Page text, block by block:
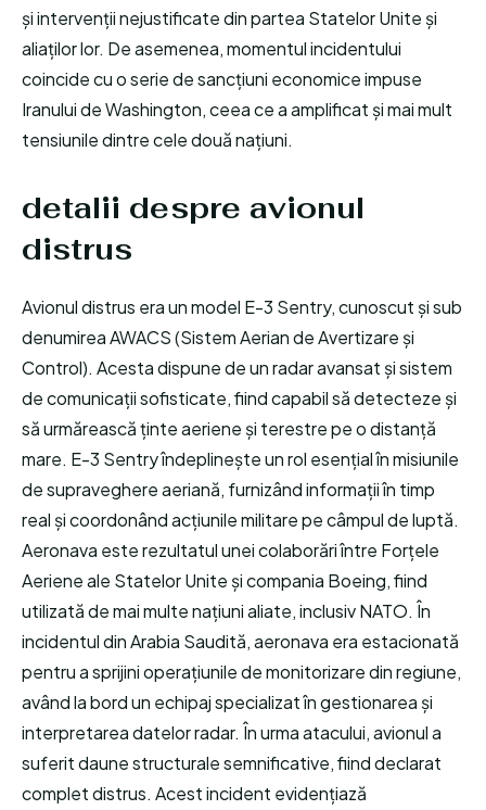
și intervenții nejustificate din partea Statelor Unite și
aliaților lor. De asemenea, momentul incidentului
coincide cu o serie de sancțiuni economice impuse
Iranului de Washington, ceea ce a amplificat și mai mult
tensiunile dintre cele două națiuni.
detalii despre avionul
distrus
Avionul distrus era un model E-3 Sentry, cunoscut și sub
denumirea AWACS (Sistem Aerian de Avertizare și
Control). Acesta dispune de un radar avansat și sistem
de comunicații sofisticate, fiind capabil să detecteze și
să urmărească ținte aeriene și terestre pe o distanță
mare. E-3 Sentry îndeplinește un rol esențial în misiunile
de supraveghere aeriană, furnizând informații în timp
real și coordonând acțiunile militare pe câmpul de luptă.
Aeronava este rezultatul unei colaborări între Forțele
Aeriene ale Statelor Unite și compania Boeing, fiind
utilizată de mai multe națiuni aliate, inclusiv NATO. În
incidentul din Arabia Saudită, aeronava era estacionată
pentru a sprijini operațiunile de monitorizare din regiune,
având la bord un echipaj specializat în gestionarea și
interpretarea datelor radar. În urma atacului, avionul a
suferit daune structurale semnificative, fiind declarat
complet distrus. Acest incident evidențiază